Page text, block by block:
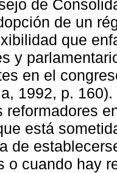
de
de un
que
y
en el
1992, p.
reformadores
está
de
o cuando hay